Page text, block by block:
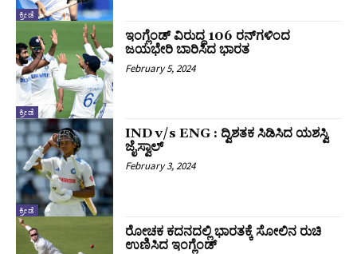
ಕ್ರೀಡೆ
ಕ್ರೀಡೆ
ಇಂಗ್ಲೆಂಡ್‌ ವಿರುದ್ಧ 106 ರನ್‌ಗಳಿಂದ
ಜಯಭೇರಿ ಬಾರಿಸಿದ ಭಾರತ
February 5, 2024
ಕ್ರೀಡೆ
IND v/s ENG : ದ್ವಿಶತಕ ಸಿಡಿಸಿದ ಯಶಸ್ವಿ
ಜೈಸ್ವಾಲ್‌
February 3, 2024
ರೋಚಕ ಕದನದಲ್ಲಿ ಭಾರತಕ್ಕೆ ಸೋಲಿನ ರುಚಿ
ಉಣಿಸಿದ ಇಂಗ್ಲೆಂಡ್